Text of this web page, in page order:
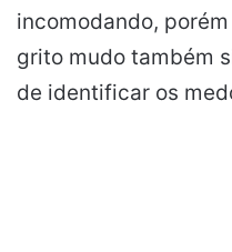
incomodando,
grito mudo também
de identificar os